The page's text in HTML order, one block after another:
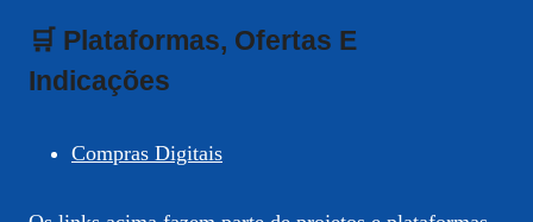
🛒 Plataformas, Ofertas E
Indicações
Compras Digitais